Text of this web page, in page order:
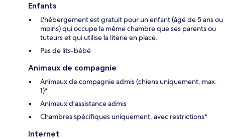
Enfants
L'hébergement est gratuit pour un enfant (âgé de 5 ans ou
moins) qui occupe la même chambre que ses parents ou
tuteurs et qui utilise la literie en place.
Pas de lits-bébé
Animaux de compagnie
Animaux de compagnie admis (chiens uniquement, max.
1)*
Animaux d’assistance admis
Chambres spécifiques uniquement, avec restrictions*
Internet